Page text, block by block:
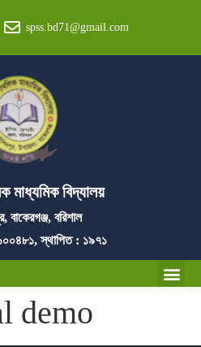
spss.bd71@gmail.com
মাধ্যমিক বিদ্যালয়
বাকেরগঞ্জ, বরিশাল
স্থাপিত : ১৯৭১
demo